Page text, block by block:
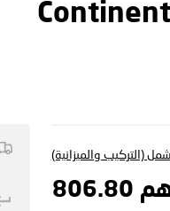
(التركيب والميزانية)